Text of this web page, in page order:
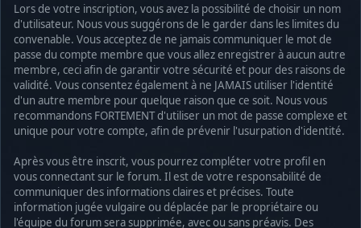
Lors de votre inscription, vous avez la possibilité de choisir un nom
d'utilisateur. Nous vous suggérons de le garder dans les limites du
convenable. Vous acceptez de ne jamais communiquer le mot de
passe du compte membre que vous allez enregistrer à aucun autre
membre, ceci afin de garantir votre sécurité et pour des raisons de
validité. Vous consentez également à ne JAMAIS utiliser l'identité
d'un autre membre pour quelque raison que ce soit. Nous vous
recommandons FORTEMENT d'utiliser un mot de passe complexe et
unique pour votre compte, afin de prévenir l'usurpation d'identité.
Après vous être inscrit, vous pourrez compléter votre profil en
vous connectant sur le forum. Il est de votre responsabilité de
communiquer des informations claires et précises. Toute
information jugée vulgaire ou déplacée par le propriétaire ou
l'équipe du forum sera supprimée, avec ou sans préavis. Des